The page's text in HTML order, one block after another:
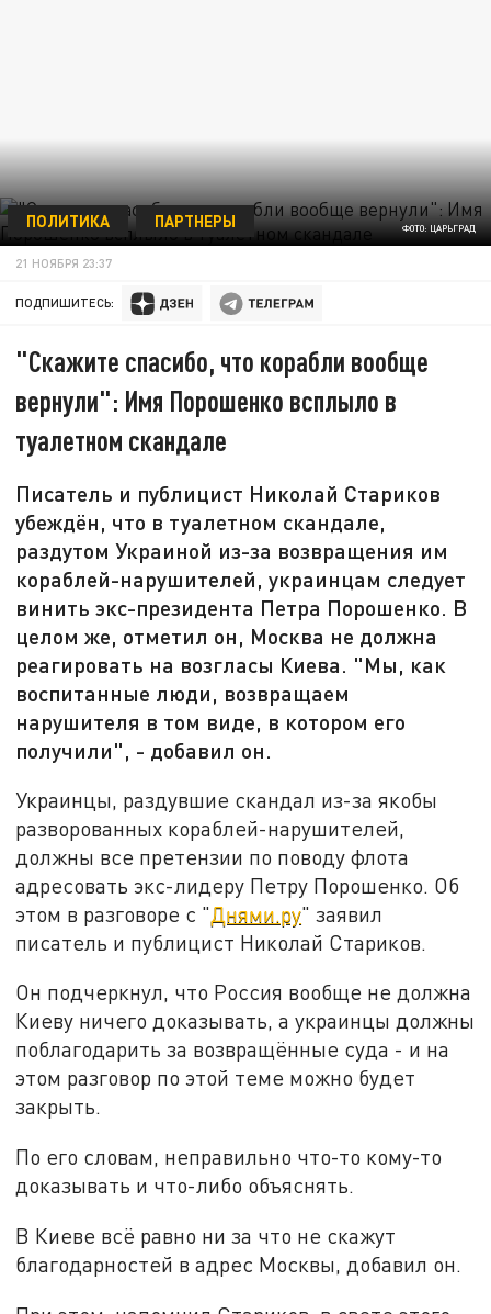
ФОТО: ЦАРЬГРАД
ПОЛИТИКА ПАРТНЕРЫ
21 НОЯБРЯ 23:37
ПОДПИШИТЕСЬ:
"Скажите спасибо, что корабли вообще
вернули": Имя Порошенко всплыло в
туалетном скандале
Писатель и публицист Николай Стариков
убеждён, что в туалетном скандале,
раздутом Украиной из-за возвращения им
кораблей-нарушителей, украинцам следует
винить экс-президента Петра Порошенко. В
целом же, отметил он, Москва не должна
реагировать на возгласы Киева. "Мы, как
воспитанные люди, возвращаем
нарушителя в том виде, в котором его
получили", - добавил он.
Украинцы, раздувшие скандал из-за якобы
разворованных кораблей-нарушителей,
должны все претензии по поводу флота
адресовать экс-лидеру Петру Порошенко. Об
этом в разговоре с "Днями.ру" заявил
писатель и публицист Николай Стариков.
Он подчеркнул, что Россия вообще не должна
Киеву ничего доказывать, а украинцы должны
поблагодарить за возвращённые суда - и на
этом разговор по этой теме можно будет
закрыть.
По его словам, неправильно что-то кому-то
доказывать и что-либо объяснять.
В Киеве всё равно ни за что не скажут
благодарностей в адрес Москвы, добавил он.